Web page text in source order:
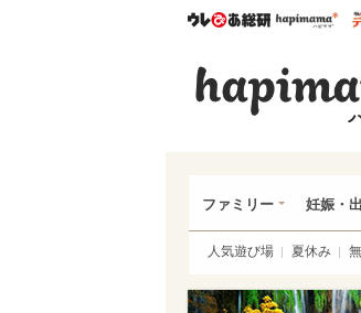
ウレぴあ総
ファミリー 妊娠・
人気遊び場 夏休み